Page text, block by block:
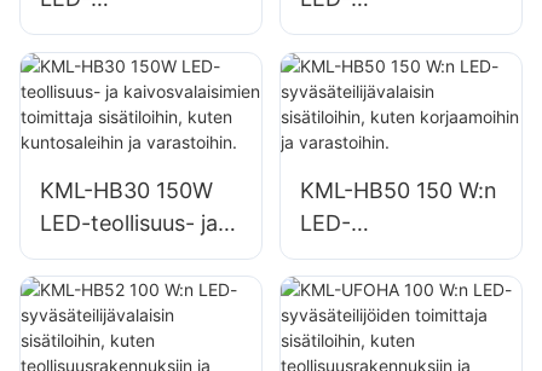
syväsäteilijävalaisin
sisätilojen
valaistukseen
tehtaissa,
syväsäteilijävalaisin
sisätilojen
valaistukseen
tehtaissa,
KML-HB30 150W
LED-teollisuus- ja
kaivosvalaisimien
toimittaja
sisätiloihin, kuten
kuntosaleihin ja
KML-HB50 150 W:n
LED-
syväsäteilijävalaisin
sisätiloihin, kuten
korjaamoihin ja
varastoihin.